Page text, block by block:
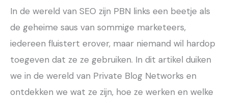
In de wereld van SEO zijn PBN links een beetje als
de geheime saus van sommige marketeers,
iedereen fluistert erover, maar niemand wil hardop
toegeven dat ze ze gebruiken. In dit artikel duiken
we in de wereld van Private Blog Networks en
ontdekken we wat ze zijn, hoe ze werken en welke